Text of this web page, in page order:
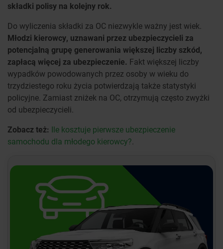
składki polisy na kolejny rok.
Do wyliczenia składki za OC niezwykle ważny jest wiek.
Młodzi kierowcy, uznawani przez ubezpieczycieli za
potencjalną grupę generowania większej liczby szkód,
zapłacą więcej za ubezpieczenie. Fakt większej liczby
wypadków powodowanych przez osoby w wieku do
trzydziestego roku życia potwierdzają także statystyki
policyjne. Zamiast zniżek na OC, otrzymują często zwyżki
od ubezpieczycieli.
Zobacz też: Ile kosztuje pierwsze ubezpieczenie
samochodu dla młodego kierowcy?.